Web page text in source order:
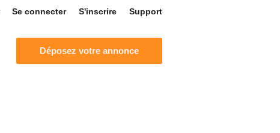
Se connecter S'inscrire Support
Déposez votre annonce